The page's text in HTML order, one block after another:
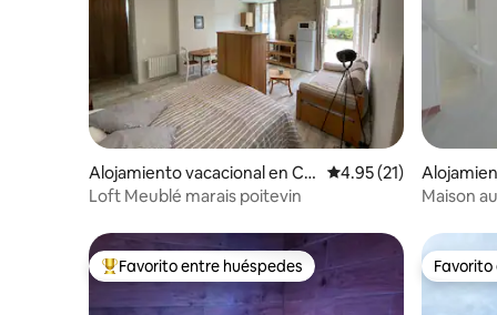
Alojamiento vacacional en Co
urçon
Calificación promedio:
4.95 (21)
Loft Meublé marais poitevin
Maison
Favorito entre huéspedes preferido
Favorito entre huéspedes